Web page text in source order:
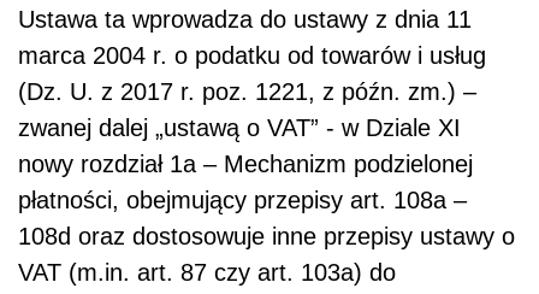
Ustawa ta wprowadza do ustawy z dnia 11
marca 2004 r. o podatku od towarów i usług
(Dz. U. z 2017 r. poz. 1221, z późn. zm.) –
zwanej dalej „ustawą o VAT” - w Dziale XI
nowy rozdział 1a – Mechanizm podzielonej
płatności, obejmujący przepisy art. 108a –
108d oraz dostosowuje inne przepisy ustawy o
VAT (m.in. art. 87 czy art. 103a) do